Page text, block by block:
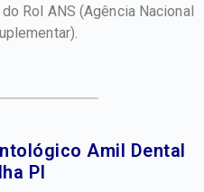
Rol ANS(Agência Nacional
Amil Dental
PI​